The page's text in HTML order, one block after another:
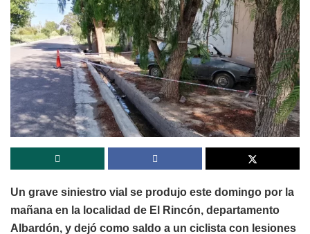
Un grave siniestro vial se produjo este domingo por la
mañana en la localidad de El Rincón, departamento
Albardón, y dejó como saldo a un ciclista con lesiones